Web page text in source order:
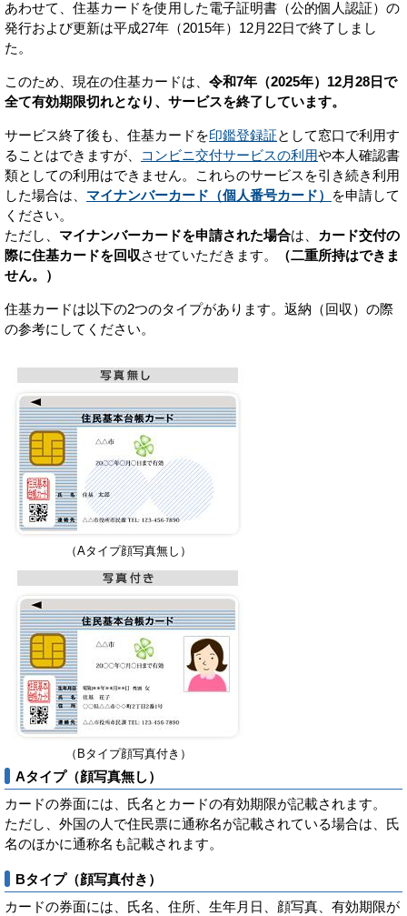
あわせて、住基カードを使用した電子証明書（公的個人認証）の
発行および更新は平成27年（2015年）12月22日で終了しまし
た。
このため、現在の住基カードは、 令和7年（2025年）12月28日で
全て有効期限切れとなり、サービスを終了しています。
サービス終了後も、住基カードを印鑑登録証として窓口で利用す
ることはできますが、
コンビニ交付サービスの利用や本人確認書
類としての利用はできません。これらのサービスを引き続き利用
した場合は、 マイナンバーカード（個人番号カード）
を申請して
ください。
ただし、 マイナンバーカードを申請された場合は、
カード交付の
際に住基カードを回収 させていただきます。
（二重所持はできま
せん。）
住基カードは以下の2つのタイプがあります。返納（回収）の際
の参考にしてください。
（Aタイプ顔写真無し）
（Bタイプ顔写真付き）
Aタイプ（顔写真無し）
カードの券面には、氏名とカードの有効期限が記載されます。
ただし、外国の人で住民票に通称名が記載されている場合は、氏
名のほかに通称名も記載されます。
Bタイプ（顔写真付き）
カードの券面には、氏名、住所、生年月日、顔写真、有効期限が